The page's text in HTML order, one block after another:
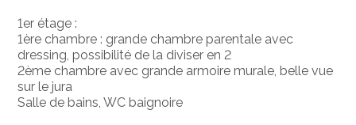
1er étage :
1ère chambre : grande chambre parentale avec
dressing, possibilité de la diviser en 2
2ème chambre avec grande armoire murale, belle vue
sur le jura
Salle de bains, WC baignoire